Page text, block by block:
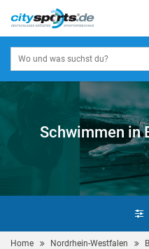
Schwimmen in
Home Nordrhein-Westfalen